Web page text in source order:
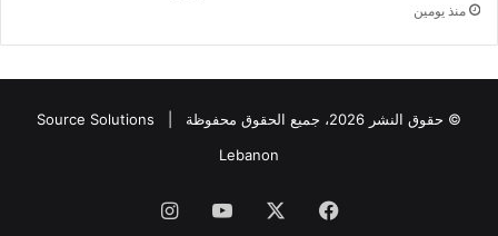
منذ يومين
© حقوق النشر 2026، جميع الحقوق محفوظة |
Source Solutions
Lebanon
فيسبوك يوتيوبانستقرام